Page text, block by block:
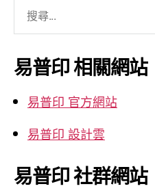
關
鍵
字:
易普印 相關網站
易普印 官方網站
易普印 設計雲
易普印 社群網站